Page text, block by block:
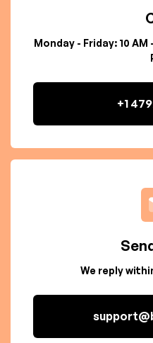
Monday - Friday: 10 AM
+1
We reply